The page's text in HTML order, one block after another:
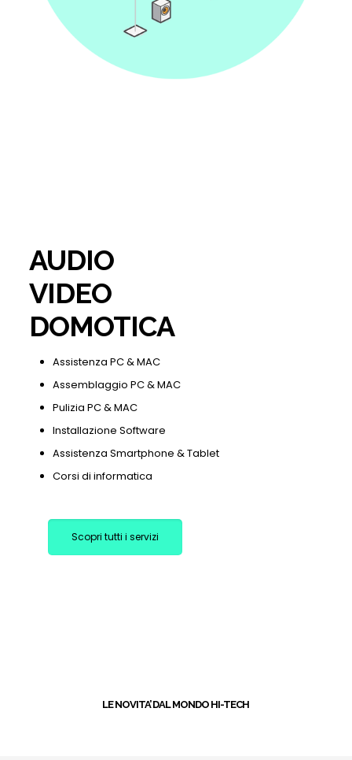
AUDIO
VIDEO
DOMOTICA
Assistenza PC & MAC
Assemblaggio PC & MAC
Pulizia PC & MAC
Installazione Software
Assistenza Smartphone & Tablet
Corsi di informatica
Scopri tutti i servizi
LE NOVITA’ DAL MONDO HI-TECH